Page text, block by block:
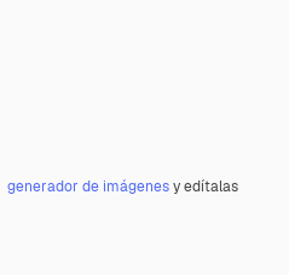
generador de imágenesy edítalas